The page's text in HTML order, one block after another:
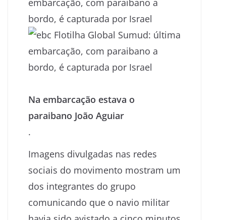
Na embarcação estava o
paraibano João Aguiar
.
Imagens divulgadas nas redes
sociais do movimento mostram um
dos integrantes do grupo
comunicando que o navio militar